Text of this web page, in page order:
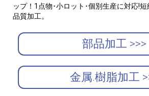
ップ！1点物･小ロット･個別生産に対応!
品質加工。
部品加工 >>>
金属.樹脂加工